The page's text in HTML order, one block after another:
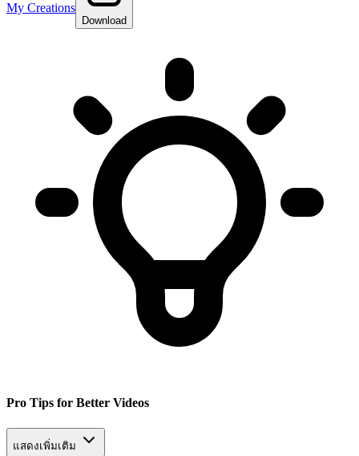
My Creations
Download
Pro Tips for Better Videos
แสดงเพิ่มเติม